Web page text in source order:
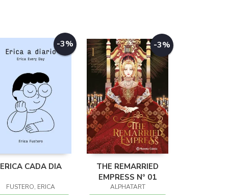
-3%
ERICA CADA DIA
FUSTERO, ERICA
-3%
THE REMARRIED
EMPRESS Nº 01
ALPHATART